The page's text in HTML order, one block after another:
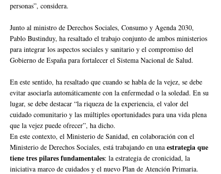
personas”, considera.
Junto al ministro de Derechos Sociales, Consumo y Agenda 2030,
Pablo Bustinduy, ha resaltado el trabajo conjunto de ambos ministerios
para integrar los aspectos sociales y sanitario y el compromiso del
Gobierno de España para fortalecer el Sistema Nacional de Salud.
En este sentido, ha resaltado que cuando se habla de la vejez, se debe
evitar asociarla automáticamente con la enfermedad o la soledad. En su
lugar, se debe destacar “la riqueza de la experiencia, el valor del
cuidado comunitario y las múltiples oportunidades para una vida plena
que la vejez puede ofrecer”, ha dicho.
En este contexto, el Ministerio de Sanidad, en colaboración con el
Ministerio de Derechos Sociales, está trabajando en una estrategia que
tiene tres pilares fundamentales: la estrategia de cronicidad, la
iniciativa marco de cuidados y el nuevo Plan de Atención Primaria.